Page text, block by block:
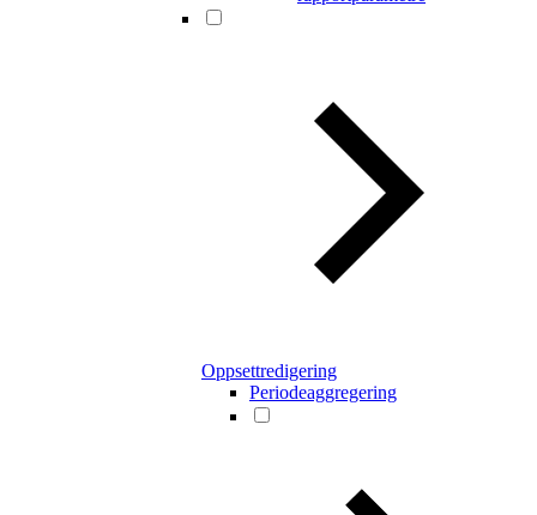
Oppsettredigering
Periodeaggregering